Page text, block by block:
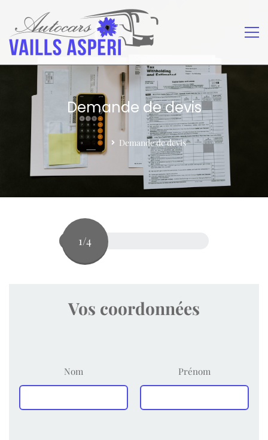
Demande de devis
Home Demande de devis
1/4
Vos coordonnées
Nom Prénom